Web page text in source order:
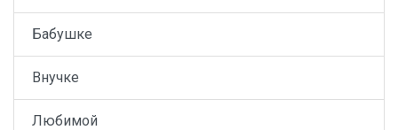
Бабушке
Внучке
Любимой